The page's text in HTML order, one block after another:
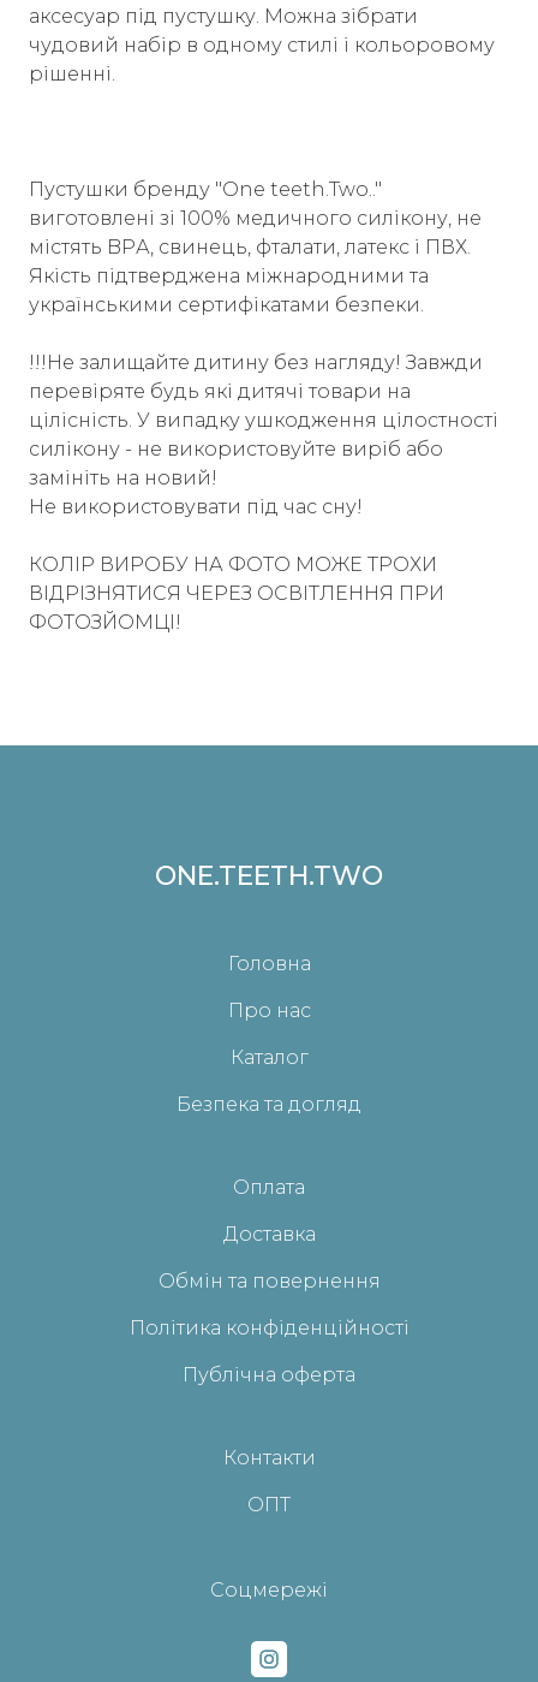
аксесуар під пустушку. Можна зібрати
чудовий набір в одному стилі і кольоровому
рішенні.
Пустушки бренду "One teeth.Two.."
виготовлені зі 100% медичного силікону, не
містять BPА, свинець, фталати, латекс і ПВХ.
Якість підтверджена міжнародними та
українськими сертифікатами безпеки.
!!!Не залищайте дитину без нагляду! Завжди
перевіряте будь які дитячі товари на
цілісність. У випадку ушкодження цілостності
силікону - не використовуйте виріб або
замініть на новий!
Не використовувати під час сну!
КОЛІР ВИРОБУ НА ФОТО МОЖЕ ТРОХИ
ВІДРІЗНЯТИСЯ ЧЕРЕЗ ОСВІТЛЕННЯ ПРИ
ФОТОЗЙОМЦІ!
ONE.TEETH.TWO
Головна
Про нас
Каталог
Безпека та догляд
Оплата
Доставка
Обмін та повернення
Політика конфіденційності
Публічна оферта
Контакти
ОПТ
Соцмережі